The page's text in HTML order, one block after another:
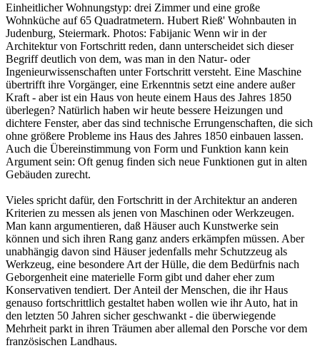
Einheitlicher Wohnungstyp: drei Zimmer und eine große
Wohnküche auf 65 Quadratmetern. Hubert Rieß' Wohnbauten in
Judenburg, Steiermark. Photos: Fabijanic Wenn wir in der
Architektur von Fortschritt reden, dann unterscheidet sich dieser
Begriff deutlich von dem, was man in den Natur- oder
Ingenieurwissenschaften unter Fortschritt versteht. Eine Maschine
übertrifft ihre Vorgänger, eine Erkenntnis setzt eine andere außer
Kraft - aber ist ein Haus von heute einem Haus des Jahres 1850
überlegen? Natürlich haben wir heute bessere Heizungen und
dichtere Fenster, aber das sind technische Errungenschaften, die sich
ohne größere Probleme ins Haus des Jahres 1850 einbauen lassen.
Auch die Übereinstimmung von Form und Funktion kann kein
Argument sein: Oft genug finden sich neue Funktionen gut in alten
Gebäuden zurecht.
Vieles spricht dafür, den Fortschritt in der Architektur an anderen
Kriterien zu messen als jenen von Maschinen oder Werkzeugen.
Man kann argumentieren, daß Häuser auch Kunstwerke sein
können und sich ihren Rang ganz anders erkämpfen müssen. Aber
unabhängig davon sind Häuser jedenfalls mehr Schutzzeug als
Werkzeug, eine besondere Art der Hülle, die dem Bedürfnis nach
Geborgenheit eine materielle Form gibt und daher eher zum
Konservativen tendiert. Der Anteil der Menschen, die ihr Haus
genauso fortschrittlich gestaltet haben wollen wie ihr Auto, hat in
den letzten 50 Jahren sicher geschwankt - die überwiegende
Mehrheit parkt in ihren Träumen aber allemal den Porsche vor dem
französischen Landhaus.